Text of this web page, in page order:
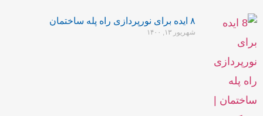
۸ ایده برای نورپردازی راه پله ساختمان
شهریور ۱۳, ۱۴۰۰